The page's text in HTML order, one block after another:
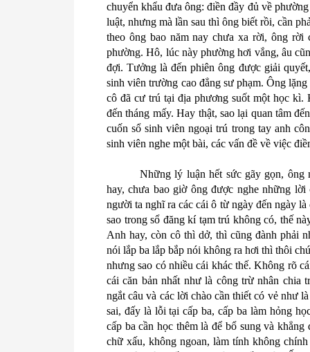
chuyển khẩu đưa ông: điền đầy đủ về
luật, nhưng mà lần sau thì ông biết rồi, cần
theo ông bao năm nay chưa xa rời, ông rời
phường. Hô, lúc này phường hơi vắng, âu
đợi. Tưởng là đến phiên ông được giải
sinh viên trường cao đẳng sư phạm. Ông
cô đã cư trú tại địa phương suốt một học
đến tháng mấy. Hay thật, sao lại quan tâm
cuốn sổ sinh viên ngoại trú trong tay anh
sinh viên nghe một bài, các vấn đề về việc
Những lý luận hết sức gãy gọn, ông
hay, chưa bao giờ ông được nghe những
người ta nghĩ ra các cái ô từ ngày đến ngày
sao trong sổ đăng kí tạm trú không có, thế
Anh hay, còn cô thì dở, thì cũng đành phải
nói lắp ba lắp bắp nói không ra hơi thì thôi
nhưng sao có nhiều cái khác thế. Không rõ
cái căn bản nhất như là công trừ nhân chia
ngắt câu và các lời chào cần thiết có vẻ như
sai, đấy là lỗi tại cấp ba, cấp ba làm hỏng
cấp ba cần học thêm là để bổ sung và
chữ xấu, không ngoan, làm tính không